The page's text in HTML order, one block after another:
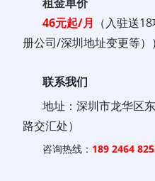
46元起/月 （入驻送
册公司/深圳地址变更等））
联系我们
地址：深圳市龙华区
路交汇处）
咨询热线： 189 2464